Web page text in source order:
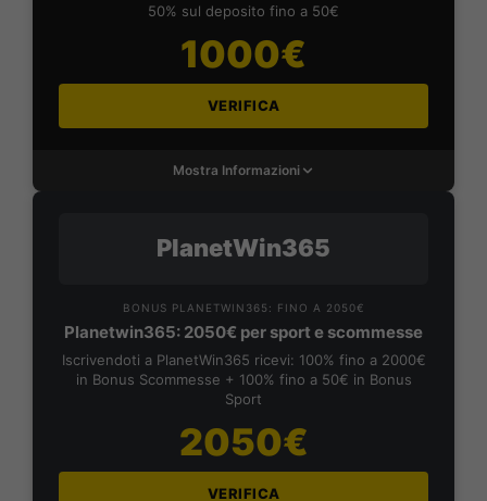
50% sul deposito fino a 50€
1000€
VERIFICA
Mostra Informazioni
PlanetWin365
BONUS PLANETWIN365: FINO A 2050€
Planetwin365: 2050€ per sport e scommesse
Iscrivendoti a PlanetWin365 ricevi: 100% fino a 2000€
in Bonus Scommesse + 100% fino a 50€ in Bonus
Sport
2050€
VERIFICA